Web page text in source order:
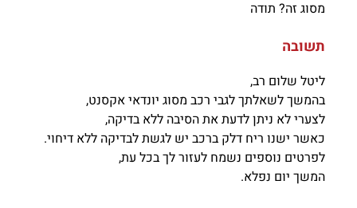
מסוג זה? תודה
תשובה
ליטל שלום רב,
בהמשך לשאלתך לגבי רכב מסוג יונדאי אקסנט,
לצערי לא ניתן לדעת את הסיבה ללא בדיקה,
כאשר ישנו ריח דלק ברכב יש לגשת לבדיקה ללא דיחוי.
לפרטים נוספים נשמח לעזור לך בכל עת,
המשך יום נפלא.